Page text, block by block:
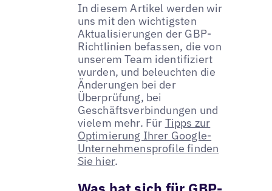
In diesem Artikel werden wir
uns mit den wichtigsten
Aktualisierungen der GBP-
Richtlinien befassen, die von
unserem Team identifiziert
wurden, und beleuchten die
Änderungen bei der
Überprüfung, bei
Geschäftsverbindungen und
vielem mehr. Für Tipps zur
Optimierung Ihrer Google-
Unternehmensprofile finden
Sie hier.